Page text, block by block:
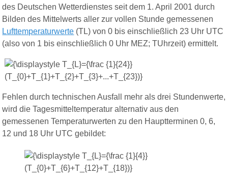
des Deutschen Wetterdienstes seit dem 1. April 2001 durch
Bilden des Mittelwerts aller zur vollen Stunde gemessenen
Lufttemperaturwerte (TL) von 0 bis einschließlich 23 Uhr UTC
(also von 1 bis einschließlich 0 Uhr MEZ; TUhrzeit) ermittelt.
Fehlen durch technischen Ausfall mehr als drei Stundenwerte,
wird die Tagesmitteltemperatur alternativ aus den
gemessenen Temperaturwerten zu den Hauptterminen 0, 6,
12 und 18 Uhr UTC gebildet: